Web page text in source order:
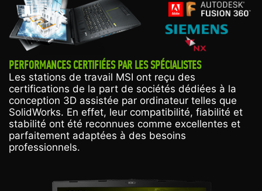
PERFORMANCES CERTIFIÉES PAR LES SPÉCIALISTES
Les stations de travail MSI ont reçu des
certifications de la part de sociétés dédiées à la
conception 3D assistée par ordinateur telles que
SolidWorks. En effet, leur compatibilité, fiabilité et
stabilité ont été reconnues comme excellentes et
parfaitement adaptées à des besoins
professionnels.